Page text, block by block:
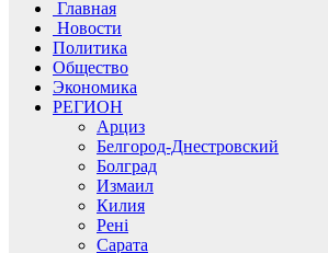
Главная
Новости
Политика
Общество
Экономика
РЕГИОН
Арциз
Белгород-Днестровский
Болград
Измаил
Килия
Рені
Сарата